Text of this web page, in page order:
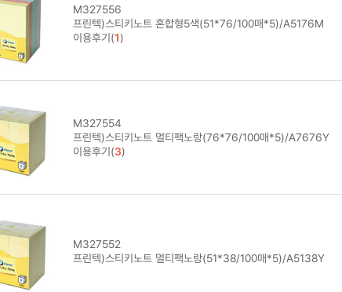
M327556
프린텍)스티키노트 혼합형5색(51*76/100매*5)/A5176M
이용후기(1)
M327554
프린텍)스티키노트 멀티팩노랑(76*76/100매*5)/A7676Y
이용후기(3)
M327552
프린텍)스티키노트 멀티팩노랑(51*38/100매*5)/A5138Y